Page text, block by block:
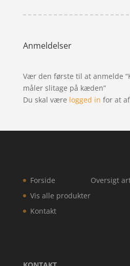
Anmeldelser
Vær den første til at anmelde
måler slitage på kæden”
Du skal være logged in for at
Forside
Vis alle produkter
Kontakt
Oversigt